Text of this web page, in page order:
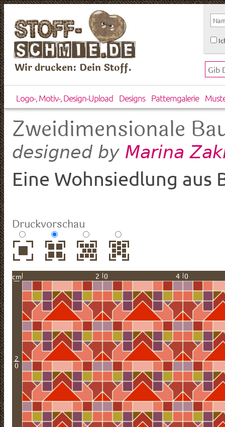
Wir drucken: Dein Stoff.
Logo-, Motiv-, Design-Upload Designs Patterngalerie
Zweidimensionale
designed by Marina
Eine Wohnsiedlung aus
Druckvorschau
cm 20 40
2
0